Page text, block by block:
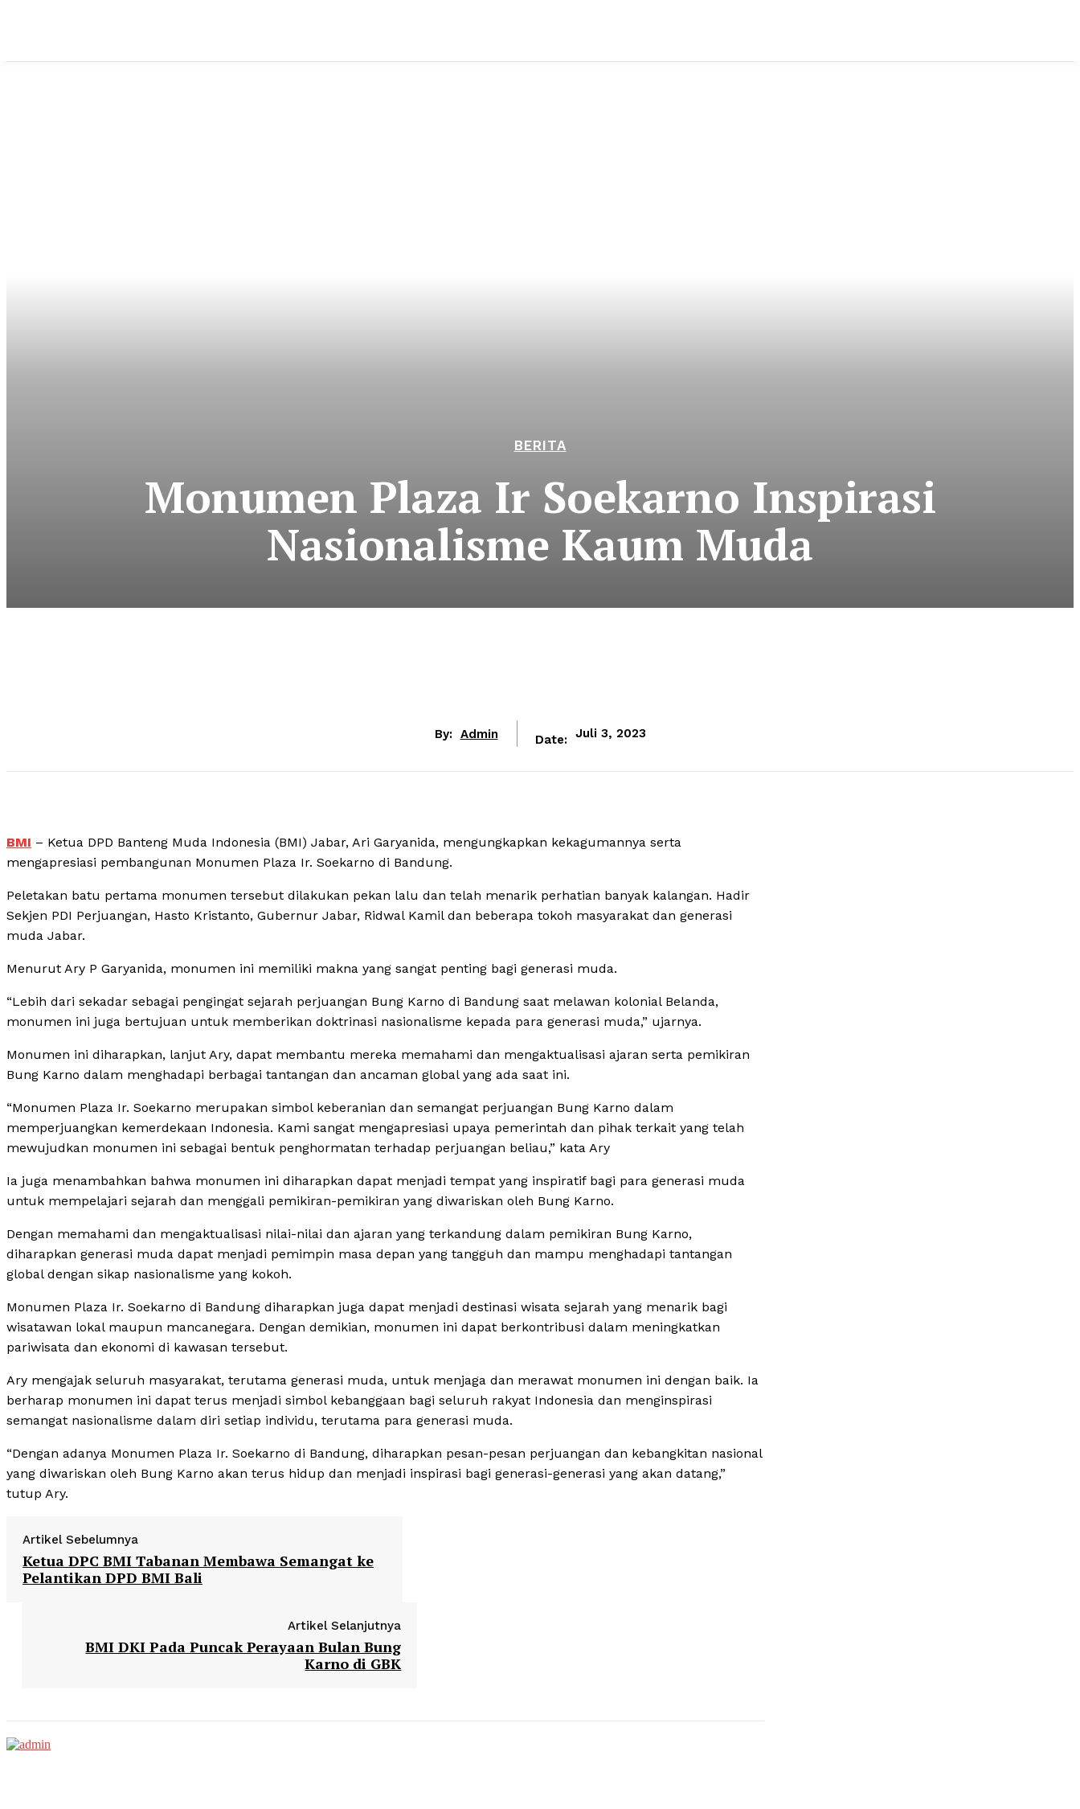
BERITA
Monumen Plaza Ir Soekarno Inspirasi
Nasionalisme Kaum Muda
By: Admin Date: Juli 3, 2023
BMI – Ketua DPD Banteng Muda Indonesia (BMI) Jabar, Ari Garyanida, mengungkapkan kekagumannya serta
mengapresiasi pembangunan Monumen Plaza Ir. Soekarno di Bandung.
Peletakan batu pertama monumen tersebut dilakukan pekan lalu dan telah menarik perhatian banyak kalangan. Hadir
Sekjen PDI Perjuangan, Hasto Kristanto, Gubernur Jabar, Ridwal Kamil dan beberapa tokoh masyarakat dan generasi
muda Jabar.
Menurut Ary P Garyanida, monumen ini memiliki makna yang sangat penting bagi generasi muda.
“Lebih dari sekadar sebagai pengingat sejarah perjuangan Bung Karno di Bandung saat melawan kolonial Belanda,
monumen ini juga bertujuan untuk memberikan doktrinasi nasionalisme kepada para generasi muda,” ujarnya.
Monumen ini diharapkan, lanjut Ary, dapat membantu mereka memahami dan mengaktualisasi ajaran serta pemikiran
Bung Karno dalam menghadapi berbagai tantangan dan ancaman global yang ada saat ini.
“Monumen Plaza Ir. Soekarno merupakan simbol keberanian dan semangat perjuangan Bung Karno dalam
memperjuangkan kemerdekaan Indonesia. Kami sangat mengapresiasi upaya pemerintah dan pihak terkait yang telah
mewujudkan monumen ini sebagai bentuk penghormatan terhadap perjuangan beliau,” kata Ary
Ia juga menambahkan bahwa monumen ini diharapkan dapat menjadi tempat yang inspiratif bagi para generasi muda
untuk mempelajari sejarah dan menggali pemikiran-pemikiran yang diwariskan oleh Bung Karno.
Dengan memahami dan mengaktualisasi nilai-nilai dan ajaran yang terkandung dalam pemikiran Bung Karno,
diharapkan generasi muda dapat menjadi pemimpin masa depan yang tangguh dan mampu menghadapi tantangan
global dengan sikap nasionalisme yang kokoh.
Monumen Plaza Ir. Soekarno di Bandung diharapkan juga dapat menjadi destinasi wisata sejarah yang menarik bagi
wisatawan lokal maupun mancanegara. Dengan demikian, monumen ini dapat berkontribusi dalam meningkatkan
pariwisata dan ekonomi di kawasan tersebut.
Ary mengajak seluruh masyarakat, terutama generasi muda, untuk menjaga dan merawat monumen ini dengan baik. Ia
berharap monumen ini dapat terus menjadi simbol kebanggaan bagi seluruh rakyat Indonesia dan menginspirasi
semangat nasionalisme dalam diri setiap individu, terutama para generasi muda.
“Dengan adanya Monumen Plaza Ir. Soekarno di Bandung, diharapkan pesan-pesan perjuangan dan kebangkitan nasional
yang diwariskan oleh Bung Karno akan terus hidup dan menjadi inspirasi bagi generasi-generasi yang akan datang,”
tutup Ary.
Artikel Sebelumnya
Ketua DPC BMI Tabanan Membawa Semangat ke
Pelantikan DPD BMI Bali
Artikel Selanjutnya
BMI DKI Pada Puncak Perayaan Bulan Bung
Karno di GBK